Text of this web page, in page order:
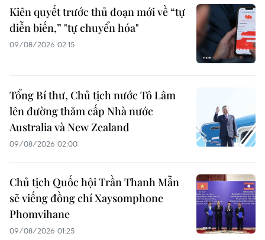
Kiên quyết trước thủ đoạn mới về “tự
diễn biến,” "tự chuyển hóa"
09/08/2026 02:15
Tổng Bí thư, Chủ tịch nước Tô Lâm
lên đường thăm cấp Nhà nước
Australia và New Zealand
09/08/2026 02:00
Chủ tịch Quốc hội Trần Thanh Mẫn
sẽ viếng đồng chí Xaysomphone
Phomvihane
09/08/2026 01:25